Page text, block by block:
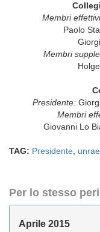
Membri
Paolo
Membri
Presidente:
Membri
Giovanni Lo
TAG: Presidente unrae
Per lo stesso
Aprile 2015